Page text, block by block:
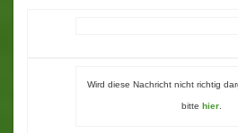
Wird diese Nachricht nicht richtig
bitte hier.